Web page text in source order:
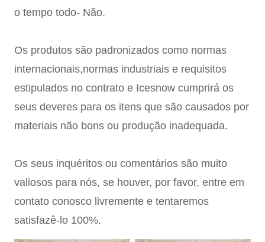
o tempo todo- Não.
Os produtos são padronizados como normas
internacionais,normas industriais e requisitos
estipulados no contrato e Icesnow cumprirá os
seus deveres para os itens que são causados por
materiais não bons ou produção inadequada.
Os seus inquéritos ou comentários são muito
valiosos para nós, se houver, por favor, entre em
contato conosco livremente e tentaremos
satisfazê-lo 100%.